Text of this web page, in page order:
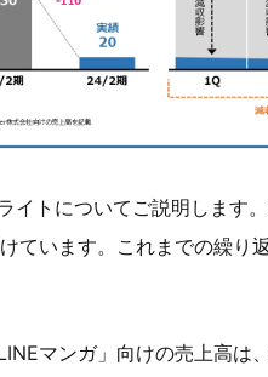
イトについてご説明します
ています。これまでの繰
マンガ」向けの売上高